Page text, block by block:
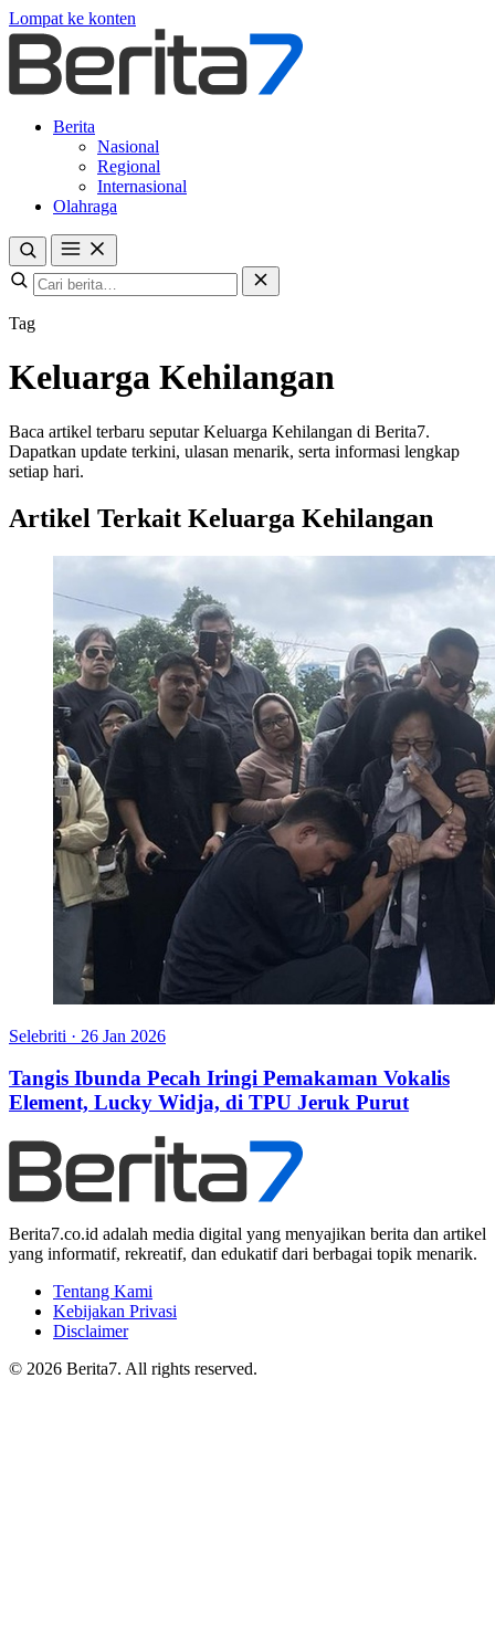
Lompat ke konten
Berita
Nasional
Regional
Internasional
Olahraga
Tag
Keluarga Kehilangan
Baca artikel terbaru seputar Keluarga Kehilangan di Berita7.
Dapatkan update terkini, ulasan menarik, serta informasi lengkap
setiap hari.
Artikel Terkait Keluarga Kehilangan
Selebriti · 26 Jan 2026
Tangis Ibunda Pecah Iringi Pemakaman Vokalis
Element, Lucky Widja, di TPU Jeruk Purut
Berita7.co.id adalah media digital yang menyajikan berita dan artikel
yang informatif, rekreatif, dan edukatif dari berbagai topik menarik.
Tentang Kami
Kebijakan Privasi
Disclaimer
© 2026 Berita7. All rights reserved.